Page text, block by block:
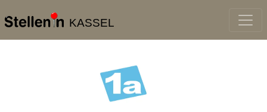
KASSEL